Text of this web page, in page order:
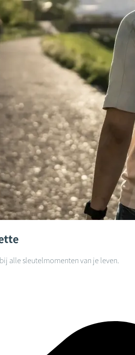
alle sleutelmomenten van je leven.